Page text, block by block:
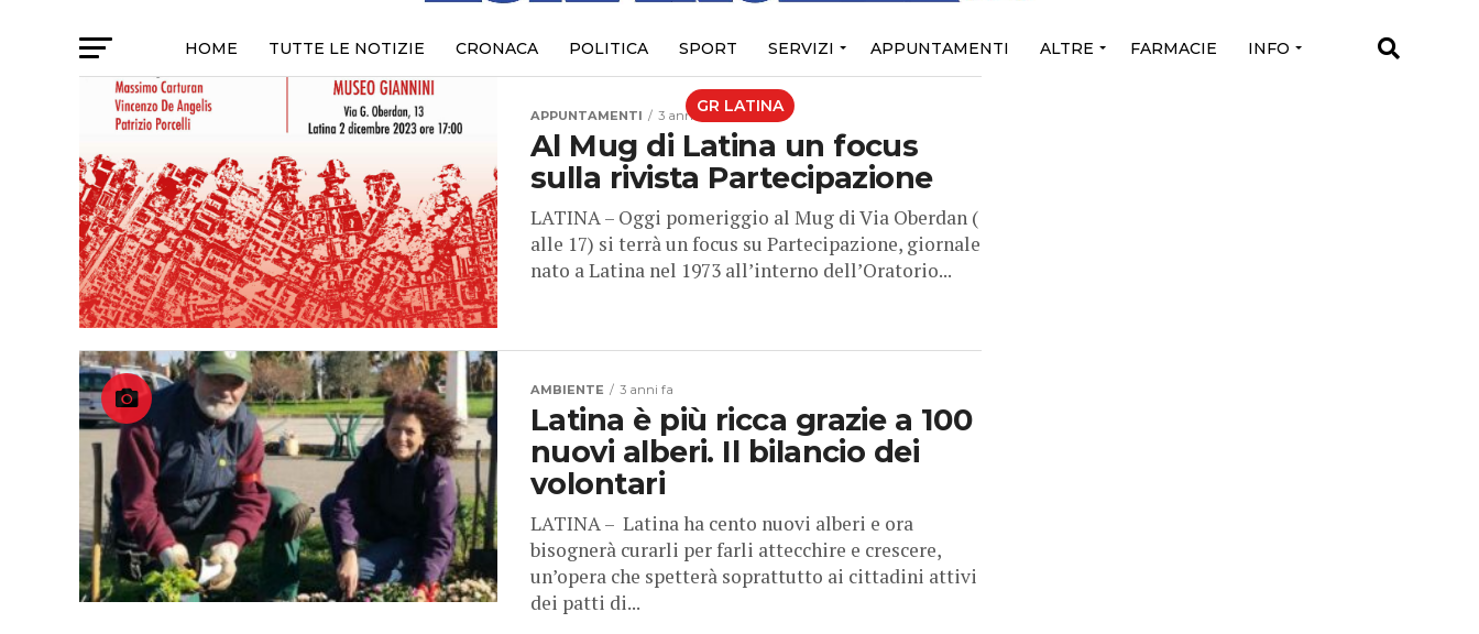
HOME TUTTE LE NOTIZIE CRONACA POLITICA SPORT SERVIZI APPUNTAMENTI ALTRE FARMACIE INFO
GR LATINA
APPUNTAMENTI 3 anni fa
Al Mug di Latina un focus
sulla rivista Partecipazione
LATINA – Oggi pomeriggio al Mug di Via Oberdan (
alle 17) si terrà un focus su Partecipazione, giornale
nato a Latina nel 1973 all’interno dell’Oratorio...
AMBIENTE 3 anni fa
Latina è più ricca grazie a 100
nuovi alberi. Il bilancio dei
volontari
LATINA – Latina ha cento nuovi alberi e ora
bisognerà curarli per farli attecchire e crescere,
un’opera che spetterà soprattutto ai cittadini attivi
dei patti di...